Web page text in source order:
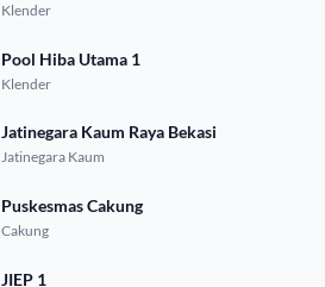
Klender
Pool Hiba Utama 1
Klender
Jatinegara Kaum Raya Bekasi
Jatinegara Kaum
Puskesmas Cakung
Cakung
JIEP 1